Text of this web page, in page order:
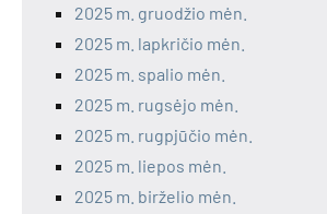
2025 m. gruodžio mėn.
2025 m. lapkričio mėn.
2025 m. spalio mėn.
2025 m. rugsėjo mėn.
2025 m. rugpjūčio mėn.
2025 m. liepos mėn.
2025 m. birželio mėn.